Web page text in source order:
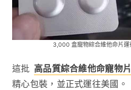
3,000 盒寵物綜合維他命片運
這批 高品質綜合維他命寵物片
精心包裝，並正式運往美國。